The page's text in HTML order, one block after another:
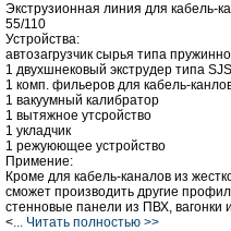
Экструзионная линия для кабель-
55/110
Устройства:
автозагрузчик сырья типа
1 двухшнековый экструдер типа
1 комп. фильеров для кабель-
1 вакуумный калибратор
1 вытяжное утсройство
1 укладчик
1 режуюющее устройство
Примение:
Кроме для кабель-каналов из
сможет производить другие
стенновые панели из ПВХ, вагонки
<... Читать полностью >>